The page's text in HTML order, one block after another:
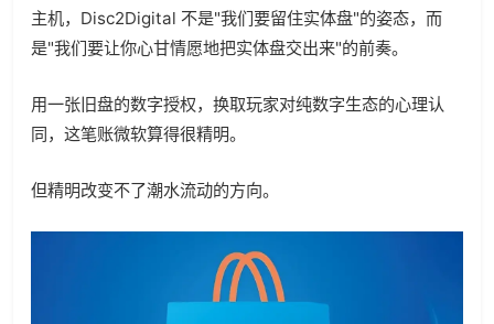
主机，Disc2Digital 不是"我们要留住实体盘"的姿态，而
是"我们要让你心甘情愿地把实体盘交出来"的前奏。
用一张旧盘的数字授权，换取玩家对纯数字生态的心理认
同，这笔账微软算得很精明。
但精明改变不了潮水流动的方向。